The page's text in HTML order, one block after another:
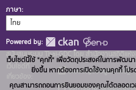
ภาษา
Powered by:
สนับสนุนระบบ Thai-GDC โดย สำนักงานสถิติแห่ง
ระบบบัญชีข้อมูลภาครัฐ
บริการนามานุกรมบัญชี
เว็บไซต์นี้ใช้ "คุกกี้" เพื่อวัตถุประสงค์ในการพัฒน
ยิ่งขึ้น หากต้องการเปิดใช้งานคุกกี้ โป
คุณสามารถถอนการยินยอมของคุณได้ตลอดเว